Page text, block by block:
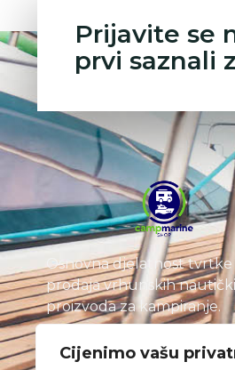
Cijenimo vašu
Prijavite se
prvi saznali
Osnovna djelatnost tvrtke
prodaja vrhunskih
proizvoda za kampiranje.